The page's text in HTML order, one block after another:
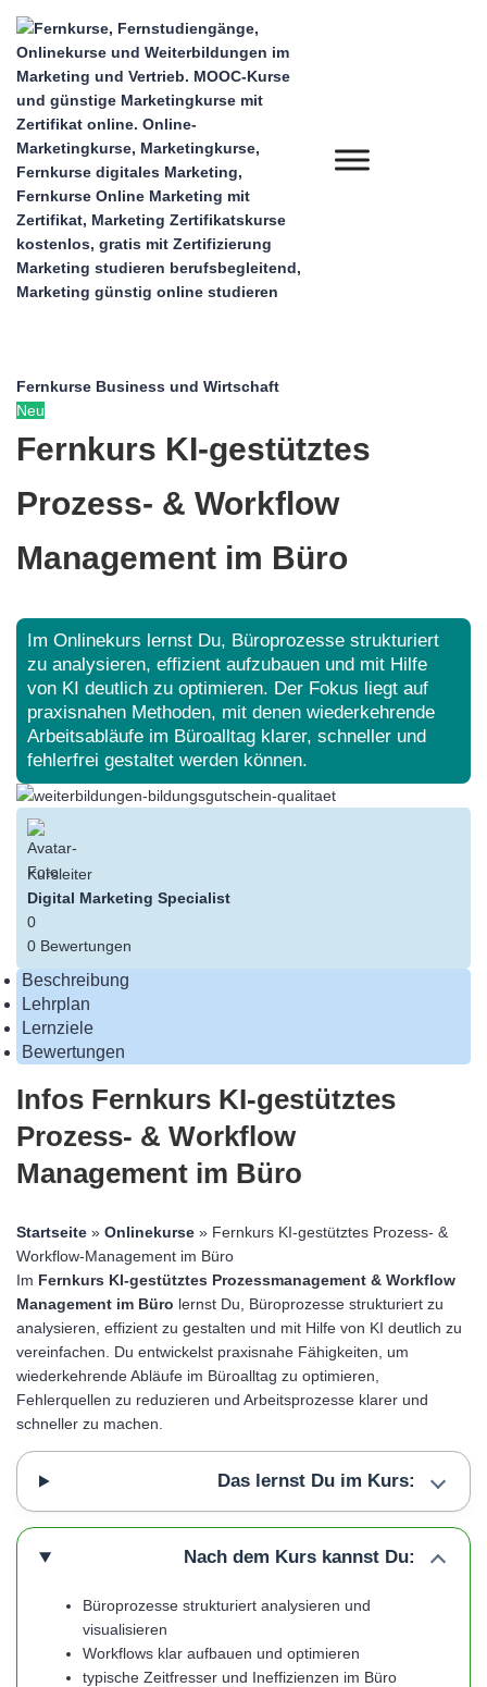
Fernkurse Business und Wirtschaft
Neu
Fernkurs KI-gestütztes
Prozess- & Workflow
Management im Büro
Im Onlinekurs lernst Du, Büroprozesse strukturiert
zu analysieren, effizient aufzubauen und mit Hilfe
von KI deutlich zu optimieren. Der Fokus liegt auf
praxisnahen Methoden, mit denen wiederkehrende
Arbeitsabläufe im Büroalltag klarer, schneller und
fehlerfrei gestaltet werden können.
Kursleiter
Digital Marketing Specialist
0
0 Bewertungen
Beschreibung
Lehrplan
Lernziele
Bewertungen
Infos Fernkurs KI-gestütztes
Prozess- & Workflow
Management im Büro
Startseite » Onlinekurse » Fernkurs KI-gestütztes Prozess- &
Workflow-Management im Büro
Im Fernkurs KI-gestütztes Prozessmanagement & Workflow
Management im Büro lernst Du, Büroprozesse strukturiert zu
analysieren, effizient zu gestalten und mit Hilfe von KI deutlich zu
vereinfachen. Du entwickelst praxisnahe Fähigkeiten, um
wiederkehrende Abläufe im Büroalltag zu optimieren,
Fehlerquellen zu reduzieren und Arbeitsprozesse klarer und
schneller zu machen.
Das lernst Du im Kurs:
Nach dem Kurs kannst Du:
Büroprozesse strukturiert analysieren und
visualisieren
Workflows klar aufbauen und optimieren
typische Zeitfresser und Ineffizienzen im Büro